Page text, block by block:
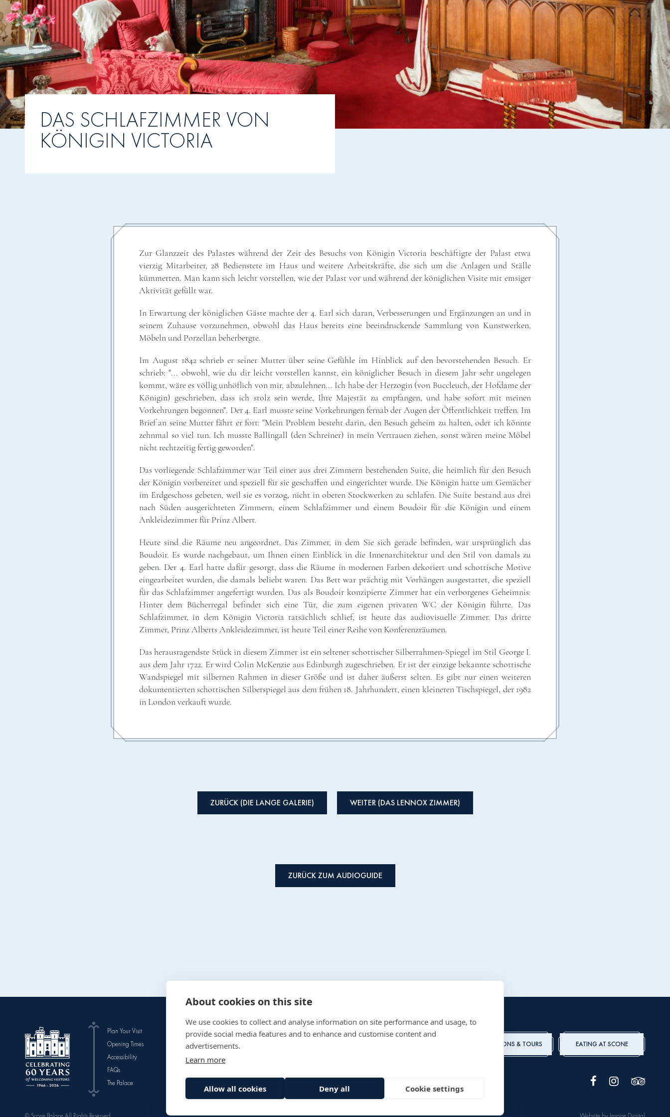
DAS SCHLAFZIMMER VON
KÖNIGIN VICTORIA
Zur Glanzzeit des Palastes während der Zeit des Besuchs von Königin Victoria beschäftigte der Palast etwa
vierzig Mitarbeiter, 28 Bedienstete im Haus und weitere Arbeitskräfte, die sich um die Anlagen und Ställe
kümmerten. Man kann sich leicht vorstellen, wie der Palast vor und während der königlichen Visite mit emsiger
Aktivität gefüllt war.
In Erwartung der königlichen Gäste machte der 4. Earl sich daran, Verbesserungen und Ergänzungen an und in
seinem Zuhause vorzunehmen, obwohl das Haus bereits eine beeindruckende Sammlung von Kunstwerken,
Möbeln und Porzellan beherbergte.
Im August 1842 schrieb er seiner Mutter über seine Gefühle im Hinblick auf den bevorstehenden Besuch. Er
schrieb: "... obwohl, wie du dir leicht vorstellen kannst, ein königlicher Besuch in diesem Jahr sehr ungelegen
kommt, wäre es völlig unhöflich von mir, abzulehnen... Ich habe der Herzogin (von Buccleuch, der Hofdame der
Königin) geschrieben, dass ich stolz sein werde, Ihre Majestät zu empfangen, und habe sofort mit meinen
Vorkehrungen begonnen". Der 4. Earl musste seine Vorkehrungen fernab der Augen der Öffentlichkeit treffen. Im
Brief an seine Mutter fährt er fort: "Mein Problem besteht darin, den Besuch geheim zu halten, oder ich könnte
zehnmal so viel tun. Ich musste Ballingall (den Schreiner) in mein Vertrauen ziehen, sonst wären meine Möbel
nicht rechtzeitig fertig geworden".
Das vorliegende Schlafzimmer war Teil einer aus drei Zimmern bestehenden Suite, die heimlich für den Besuch
der Königin vorbereitet und speziell für sie geschaffen und eingerichtet wurde. Die Königin hatte um Gemächer
im Erdgeschoss gebeten, weil sie es vorzog, nicht in oberen Stockwerken zu schlafen. Die Suite bestand aus drei
nach Süden ausgerichteten Zimmern, einem Schlafzimmer und einem Boudoir für die Königin und einem
Ankleidezimmer für Prinz Albert.
Heute sind die Räume neu angeordnet. Das Zimmer, in dem Sie sich gerade befinden, war ursprünglich das
Boudoir. Es wurde nachgebaut, um Ihnen einen Einblick in die Innenarchitektur und den Stil von damals zu
geben. Der 4. Earl hatte dafür gesorgt, dass die Räume in modernen Farben dekoriert und schottische Motive
eingearbeitet wurden, die damals beliebt waren. Das Bett war prächtig mit Vorhängen ausgestattet, die speziell
für das Schlafzimmer angefertigt wurden. Das als Boudoir konzipierte Zimmer hat ein verborgenes Geheimnis:
Hinter dem Bücherregal befindet sich eine Tür, die zum eigenen privaten WC der Königin führte. Das
Schlafzimmer, in dem Königin Victoria tatsächlich schlief, ist heute das audiovisuelle Zimmer. Das dritte
Zimmer, Prinz Alberts Ankleidezimmer, ist heute Teil einer Reihe von Konferenzräumen.
Das herausragendste Stück in diesem Zimmer ist ein seltener schottischer Silberrahmen-Spiegel im Stil George I.
aus dem Jahr 1722. Er wird Colin McKenzie aus Edinburgh zugeschrieben. Er ist der einzige bekannte schottische
Wandspiegel mit silbernen Rahmen in dieser Größe und ist daher äußerst selten. Es gibt nur einen weiteren
dokumentierten schottischen Silberspiegel aus dem frühen 18. Jahrhundert, einen kleineren Tischspiegel, der 1982
in London verkauft wurde.
ZURÜCK (DIE LANGE GALERIE) WEITER (DAS LENNOX ZIMMER)
ZURÜCK ZUM AUDIOGUIDE
Plan Your Visit
Opening Times
Accessibility
FAQs
The Palace
The Gardens
Events
News & Blog
Gallery
ADMISSIONS & TOURS EATING AT SCONE
About cookies on this site
We use cookies to collect and analyse information on site performance and usage, to
provide social media features and to enhance and customise content and
advertisements.
Learn more
Allow all cookies Deny all Cookie settings